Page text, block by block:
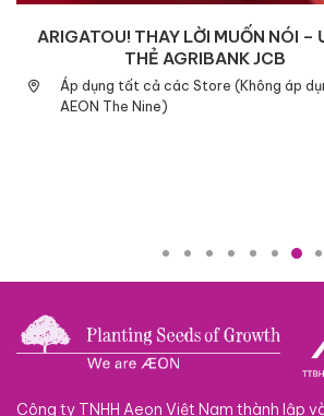
ARIGATOU! THAY LỜI MUỐN NÓI –
THẺ AGRIBANK JCB
Áp dụng tất cả các Store (Không áp
AEON The Nine)
Công ty TNHH Aeon Việt Nam thành lập